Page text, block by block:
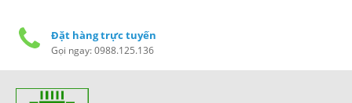
Đặt hàng trực tuyến
Gọi ngay: 0988.125.136